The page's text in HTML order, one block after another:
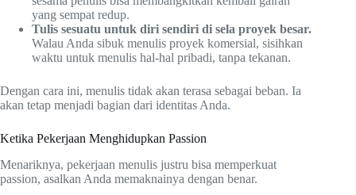
yang sempat redup.
Tulis sesuatu untuk diri sendiri di sela proyek besar.
Walau Anda sibuk menulis proyek komersial, sisihkan
waktu untuk menulis hal-hal pribadi, tanpa tekanan.
Dengan cara ini, menulis tidak akan terasa sebagai beban. Ia
akan tetap menjadi bagian dari identitas Anda.
Ketika Pekerjaan Menghidupkan Passion
Menariknya, pekerjaan menulis justru bisa memperkuat
passion, asalkan Anda memaknainya dengan benar.